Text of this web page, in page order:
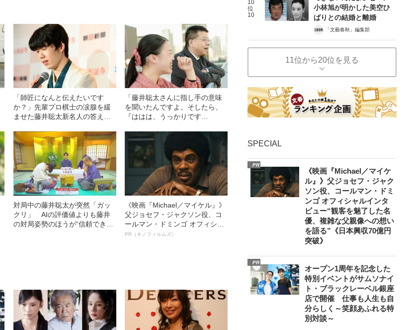
「師匠になんと伝えたいです
か？」先輩プロ棋士の涙腺を緩
ませた藤井聡太新名人の答えと
「藤井聡太さんに指し手の意味
を聞いたんですよ。そしたら、
『ははは、うっかりです
対局中の藤井聡太が突然「ガッ
クリ」 AIの評価値よりも藤井
の対局姿勢のほうが“信頼でき
《映画『Michael／マイケル』》
父ジョセフ・ジャクソン役、コ
ールマン・ドミンゴ オフィシャ
ルインタビュー“観客を魅了した
PR（キノフィルムズ）
10
位
10
小林旭が明かした美空ひ
ばりとの結婚と離婚
「文藝春秋」編集部
11位から20位を見る
SPECIAL
PR
《映画『Michael／マイケ
ル』》父ジョセフ・ジャク
ソン役、コールマン・ドミ
ンゴ オフィシャルインタ
ビュー“観客を魅了した名
優、複雑な父親像への想い
を語る”《日本興収70億円
突破》
PR
オープン1周年を記念した
特別イベントがサムソナイ
ト・ブラックレーベル銀座
店で開催 仕事も人生も自
分らしく～笑顔あふれる特
別対談～